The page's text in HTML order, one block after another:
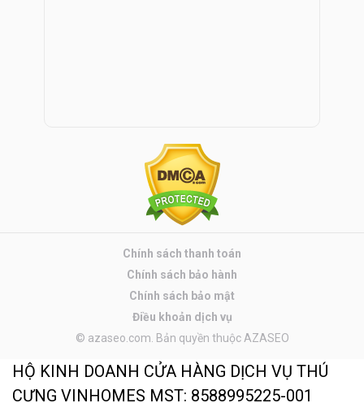
© azaseo.com. Bản quyền thuộc AZASEO
Chính sách thanh toán
Chính sách bảo hành
Chính sách bảo mật
Điều khoản dịch vụ
HỘ KINH DOANH CỬA HÀNG DỊCH VỤ THÚ
CƯNG VINHOMES MST: 8588995225-001